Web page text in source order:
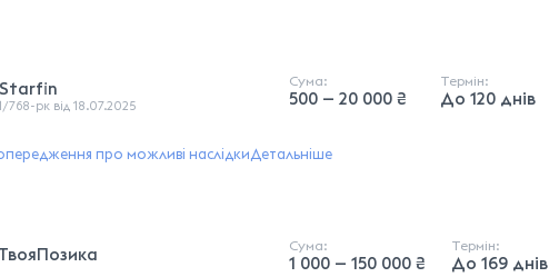
Starfin
768-рк від 18.07.2025
Сума:
500 — 20 000 ₴
Термін:
До 120 днів
про можливі наслідкиДетальніше
ТвояПозика Сума:
1 000 — 150 000 ₴
Термін:
До 169 днів